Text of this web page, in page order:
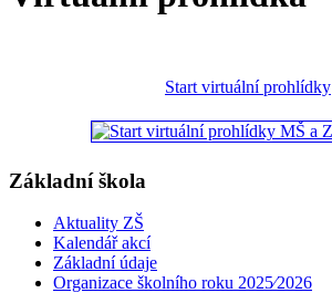
Start virtuální prohlídky
Základní škola
Aktuality ZŠ
Kalendář akcí
Základní údaje
Organizace školního roku 2025⁄2026